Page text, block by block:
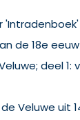
de 18e eeuw
deel
Veluwe uit